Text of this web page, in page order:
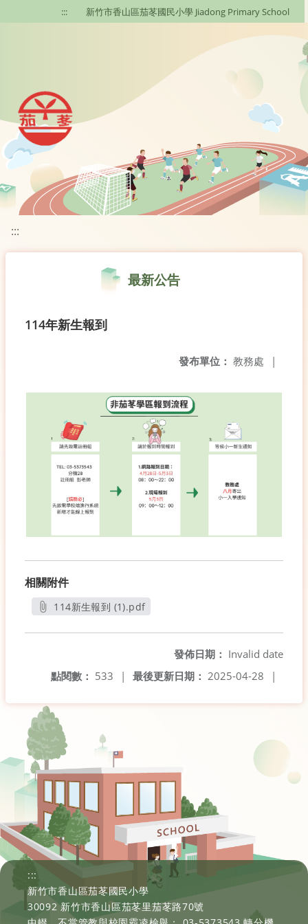
移至網頁之主要內容區位置
::: 新竹市香山區茄苳國民小學 Jiadong Primary School
:::
最新公告
114年新生報到
發布單位： 教務處 |
相關附件
114新生報到 (1).pdf
發佈日期： Invalid date
最後更新日期： 2025-04-28 |
點閱數： 533 |
:::
新竹市香山區茄苳國民小學
30092 新竹市香山區茄苳里茄苳路70號